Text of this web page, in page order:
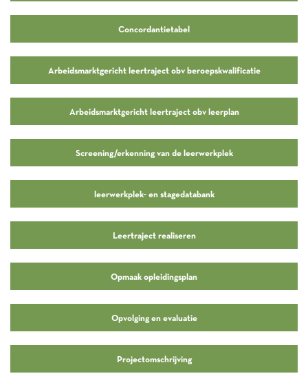
Concordantietabel
Arbeidsmarktgericht leertraject obv beroepskwalificatie
Arbeidsmarktgericht leertraject obv leerplan
Screening/erkenning van de leerwerkplek
leerwerkplek- en stagedatabank
Leertraject realiseren
Opmaak opleidingsplan
Opvolging en evaluatie
Projectomschrijving